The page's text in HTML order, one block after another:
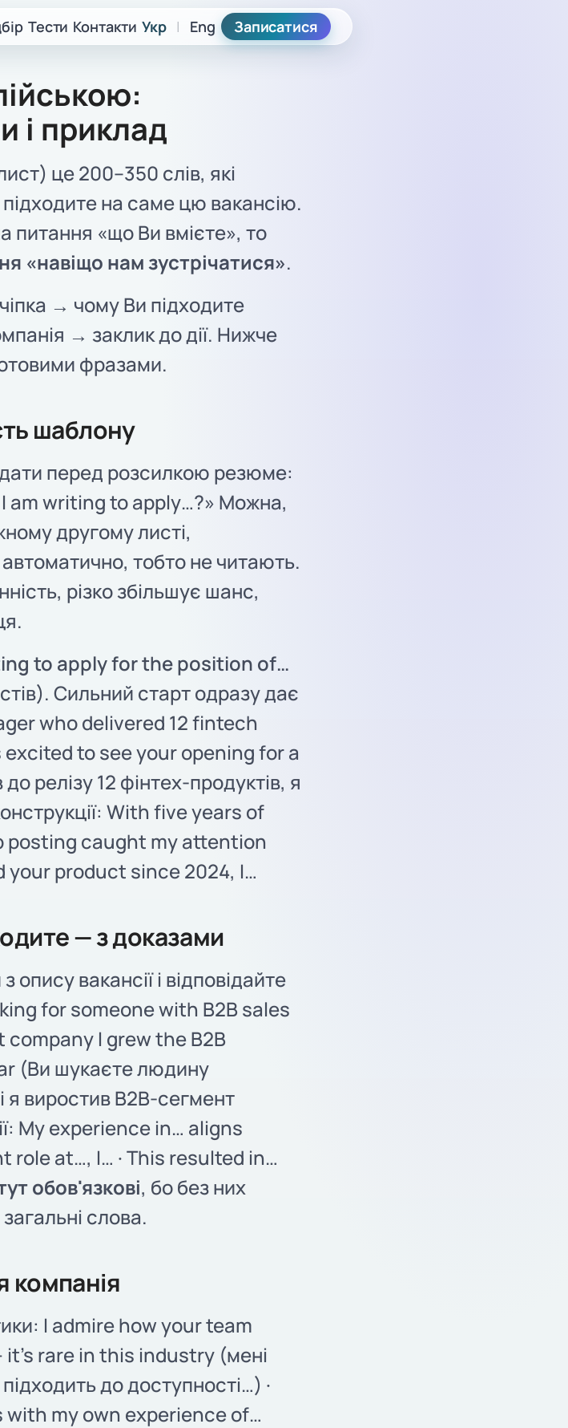
Тести Контакти Укр | Eng Записатися
і приклад
це 200–350 слів, які
на саме цю вакансію.
питання «що Ви вмієте», то
«навіщо нам зустрічатися».
→ чому Ви підходите
→ заклик до дії. Нижче
фразами.
шаблону
перед розсилкою резюме:
I am writing to apply…?» Можна,
другому листі,
тобто не читають.
різко збільшує шанс,
to apply for the position of…
Сильний старт одразу дає
who delivered 12 fintech
to see your opening for a
релізу 12 фінтех-продуктів, я
With five years of
posting caught my attention
your product since 2024, I…
— з доказами
опису вакансії і відповідайте
for someone with B2B sales
I grew the B2B
(Ви шукаєте людину
я виростив B2B-сегмент
My experience in… aligns
role at…, I… · This resulted in…
обов'язкові, бо без них
слова.
компанія
I admire how your team
rare in this industry (мені
до доступності…) ·
my own experience of…